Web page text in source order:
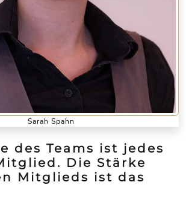
Sarah Spahn
des Teams ist jedes
Die Stärke
Mitglieds ist das